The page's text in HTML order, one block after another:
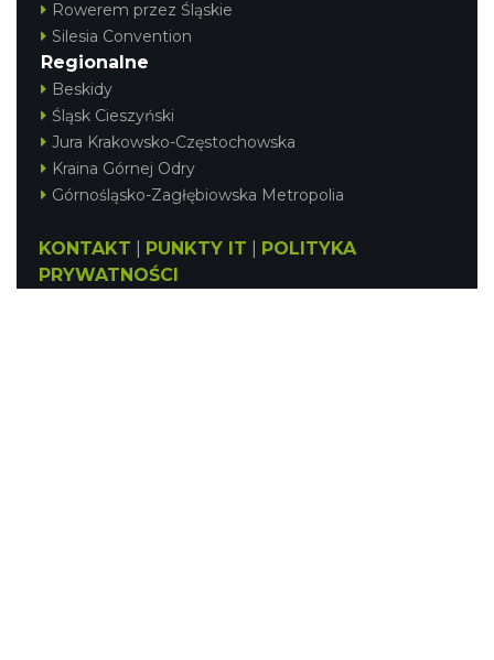
Rowerem przez Śląskie
Silesia Convention
Regionalne
Beskidy
Śląsk Cieszyński
Jura Krakowsko-Częstochowska
Kraina Górnej Odry
Górnośląsko-Zagłębiowska Metropolia
KONTAKT PUNKTY IT
POLITYKA
PRYWATNOŚCI